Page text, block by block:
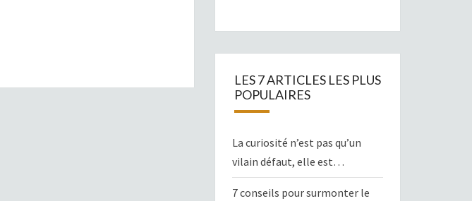
LES 7 ARTICLES LES PLUS
POPULAIRES
La curiosité n’est pas qu’un
vilain défaut, elle est…
7 conseils pour surmonter le